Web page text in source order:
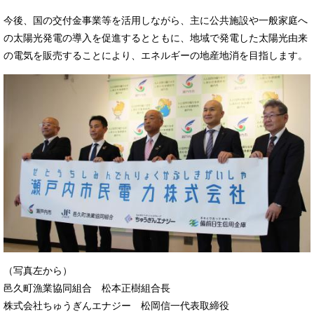
今後、国の交付金事業等を活用しながら、主に公共施設や一般家庭へ
の太陽光発電の導入を促進するとともに、地域で発電した太陽光由来
の電気を販売することにより、エネルギーの地産地消を目指します。​
（写真左から）
邑久町漁業協同組合 松本正樹組合長
株式会社ちゅうぎんエナジー 松岡信一代表取締役